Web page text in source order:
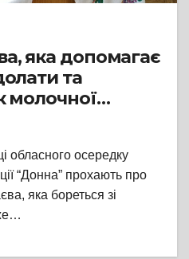
яка допомагає
та
молочної
рецидив
обласного осередку
“Донна” прохають про
яка бореться зі